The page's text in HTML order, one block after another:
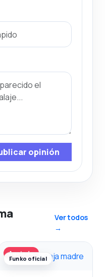
opinión
Ver todos
→
Agotado
Funko oficial